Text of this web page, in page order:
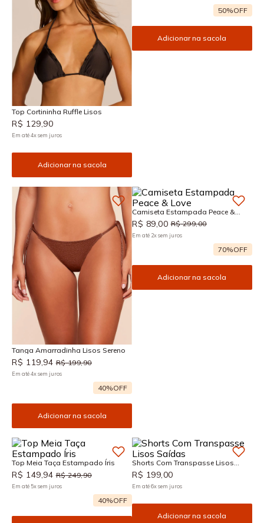
Top Cortininha Ruffle Lisos
R$ 129,90
Em até4xsem juros
Adicionar na sacola
50%OFF
Adicionar na sacola
Tanga Amarradinha Lisos Sereno
R$ 119,94 R$ 199,90
Em até4xsem juros
40%OFF
Adicionar na sacola
Camiseta Estampada Peace &
Love
R$ 89,00 R$ 299,00
Em até 2xsem juros
70%OFF
Adicionar na sacola
Top Meia Taça Estampado Íris
R$ 149,94 R$ 249,90
Em até 5xsem juros
40%OFF
Shorts Com Transpasse Lisos
Saídas
R$ 199,00
Em até6xsem juros
Adicionar na sacola